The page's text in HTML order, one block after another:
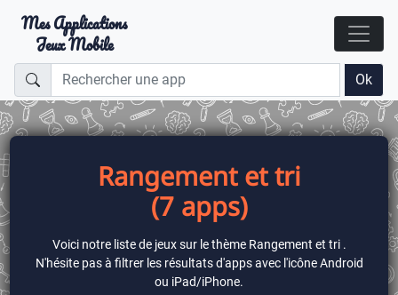
Mes Applications
Jeux Mobile
Ok
Rangement et tri
(7 apps)
Voici notre liste de jeux sur le thème Rangement et tri .
N'hésite pas à filtrer les résultats d'apps avec l'icône Android
ou iPad/iPhone.